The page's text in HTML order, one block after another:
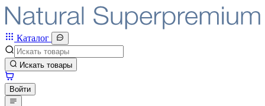
Каталог
Искать товары
Войти